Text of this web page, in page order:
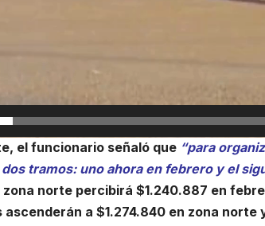
el funcionario señaló que “para
tramos: uno ahora en febrero y el
zona norte percibirá $1.240.887 en
ascenderán a $1.274.840 en zona norte